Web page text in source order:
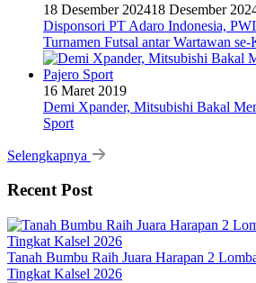
18 Desember 202418 Desember
Disponsori PT Adaro Indonesia,
Turnamen Futsal antar Wartawan se-
16 Maret 2019
Demi Xpander, Mitsubishi Bakal
Sport
Selengkapnya
Recent Post
Tanah Bumbu Raih Juara Harapan 2
Tingkat Kalsel 2026